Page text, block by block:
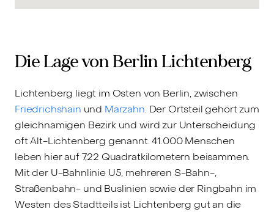
Die Lage von Berlin Lichtenberg
Lichtenberg liegt im Osten von Berlin, zwischen
Friedrichshain und Marzahn. Der Ortsteil gehört zum
gleichnamigen Bezirk und wird zur Unterscheidung
oft Alt-Lichtenberg genannt. 41.000 Menschen
leben hier auf 7,22 Quadratkilometern beisammen.
Mit der U-Bahnlinie U5, mehreren S-Bahn-,
Straßenbahn- und Buslinien sowie der Ringbahn im
Westen des Stadtteils ist Lichtenberg gut an die